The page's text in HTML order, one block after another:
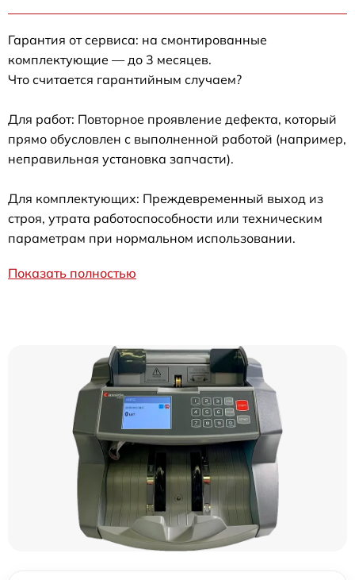
Гарантия от сервиса: на смонтированные
комплектующие — до 3 месяцев.
Что считается гарантийным случаем?
Для работ: Повторное проявление дефекта, который
прямо обусловлен с выполненной работой (например,
неправильная установка запчасти).
Для комплектующих: Преждевременный выход из
строя, утрата работоспособности или техническим
параметрам при нормальном использовании.
Показать полностью